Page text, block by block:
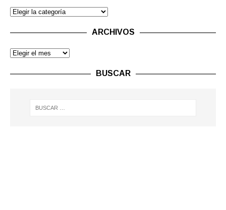
ARCHIVOS
BUSCAR